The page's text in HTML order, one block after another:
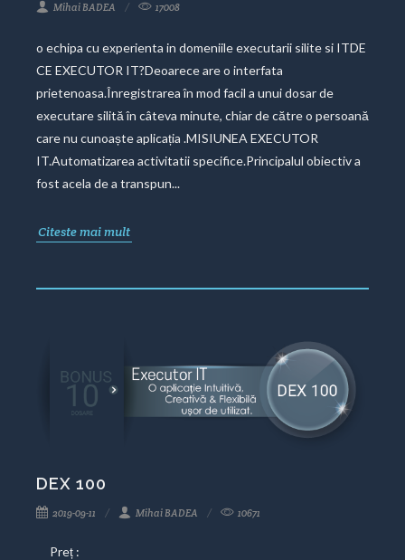
Mihai BADEA 17008
o echipa cu experienta in domeniile executarii silite si ITDE
CE EXECUTOR IT?Deoarece are o interfata
prietenoasa.Înregistrarea în mod facil a unui dosar de
executare silită în câteva minute, chiar de către o persoană
care nu cunoaște aplicația .MISIUNEA EXECUTOR
IT.Automatizarea activitatii specifice.Principalul obiectiv a
fost acela de a transpun...
Citeste mai mult
DEX 100
2019-09-11 Mihai BADEA 10671
Preț :